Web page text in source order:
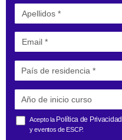
Acepto la Política de Privacidad
y eventos de ESCP.